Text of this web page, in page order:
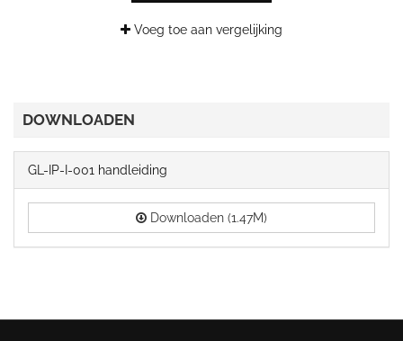
Voeg toe aan vergelijking
DOWNLOADEN
GL-IP-I-001 handleiding
Downloaden (1.47M)